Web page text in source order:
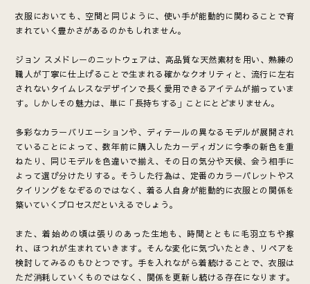
衣服においても、空間と同じように、使い手が能動的に関わることで育
まれていく豊かさがあるのかもしれません。
ジョン スメドレーのニットウェアは、高品質な天然素材を用い、熟練の
職人が丁寧に仕上げることで生まれる確かなクオリティと、流行に左右
されないタイムレスなデザインで長く愛用できるアイテムが揃っていま
す。しかしその魅力は、単に「長持ちする」ことにとどまりません。
多彩なカラーバリエーションや、ディテールの異なるモデルが展開され
ていることによって、数年前に購入したカーディガンに今季の新色を重
ねたり、同じモデルを色違いで揃え、その日の気分や天候、会う相手に
よって選び分けたりする。そうした行為は、定番のカラーパレットやス
タイリングをなぞるのではなく、着る人自身が能動的に衣服との関係を
築いていくプロセスだといえるでしょう。
また、着始めの頃は張りのあった生地も、時間とともに毛羽立ちや擦
れ、ほつれが生まれていきます。そんな変化に気づいたとき、リペアを
検討してみるのもひとつです。手を入れながら着続けることで、衣服は
ただ消耗していくものではなく、関係を更新し続ける存在になります。